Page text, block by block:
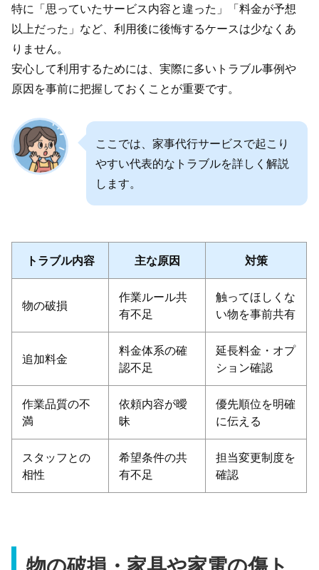
特に「思っていたサービス内容と違った」「料金が予想
以上だった」など、利用後に後悔するケースは少なくあ
りません。
安心して利用するためには、実際に多いトラブル事例や
原因を事前に把握しておくことが重要です。
ここでは、家事代行サービスで起こり
やすい代表的なトラブルを詳しく解説
します。
トラブル内容 主な原因 対策
物の破損
作業ルール共
有不足
触ってほしくな
い物を事前共有
追加料金
料金体系の確
認不足
延長料金・オプ
ション確認
作業品質の不
満
依頼内容が曖
昧
優先順位を明確
に伝える
スタッフとの
相性
希望条件の共
有不足
担当変更制度を
確認